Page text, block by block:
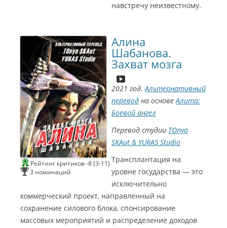
н
р
2
0
2
1
Л
у
ч
ш
и
й
с
ц
е
н
а
р
и
a
l
p
o
k
2
С
и
н
е
Г
о
м
э
р
2
0
у
ш
й
С
и
н
е
Г
о
м
э
р
2
0
у
ш
й
навстречу неизвестному.
Рейтинг критиков -8 (3-11)
3 номинаций
Алина
Шабанова.
Захват мозга
2021 год.Альтернативный
перевод на основеАлита:
Боевой ангел
Перевод студии TOnya
SKAut & YURAS Studio
Трансплантация на
уровне государства — это
исключительно
коммерческий проект, направленный на
сохранение силового блока, спонсирование
массовых мероприятий и распределение доходов